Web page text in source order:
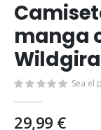
al
comienzo
de
la
galería
de
manga
Sea el
29,99 €